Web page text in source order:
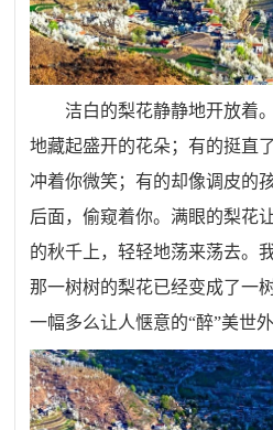
洁白的梨花静静地开放着
地藏起盛开的花朵；有的挺直
冲着你微笑；有的却像调皮的
后面，偷窥着你。满眼的梨花
的秋千上，轻轻地荡来荡去。
那一树树的梨花已经变成了一
一幅多么让人惬意的“醉”美世